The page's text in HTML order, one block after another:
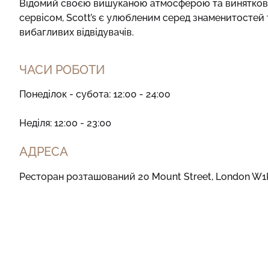
Відомий своєю вишуканою атмосферою та
сервісом, Scott’s є улюбленим серед знаменитостей
вибагливих відвідувачів.
ЧАСИ РОБОТИ
Понеділок - субота: 12:00 - 24:00
Неділя: 12:00 - 23:00
АДРЕСА
Ресторан розташований 20 Mount Street, London